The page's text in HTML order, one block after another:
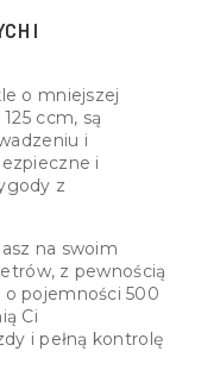
I
o mniejszej
ccm, są
i
i
z
na swoim
z pewnością
pojemności 500
Ci
i pełną kontrolę